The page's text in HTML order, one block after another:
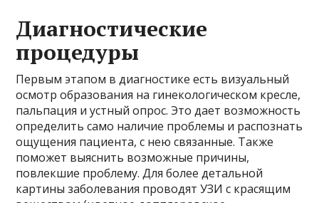
Диагностические
процедуры
Первым этапом в диагностике есть визуальный
осмотр образования на гинекологическом кресле,
пальпация и устный опрос. Это дает возможность
определить само наличие проблемы и распознать
ощущения пациента, с нею связанные. Также
поможет выяснить возможные причины,
повлекшие проблему. Для более детальной
картины заболевания проводят УЗИ с красящим